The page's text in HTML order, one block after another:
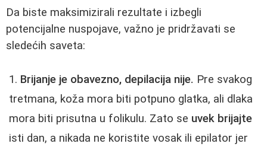
Da biste maksimizirali rezultate i izbegli
potencijalne nuspojave, važno je pridržavati se
sledećih saveta:
Brijanje je obavezno, depilacija nije. Pre svakog
tretmana, koža mora biti potpuno glatka, ali dlaka
mora biti prisutna u folikulu. Zato se uvek brijajte
isti dan, a nikada ne koristite vosak ili epilator jer